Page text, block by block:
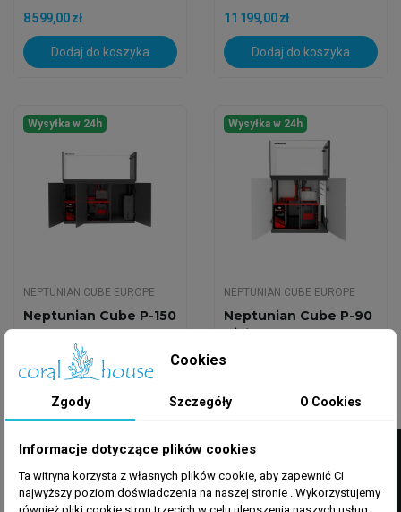
8 599,00 zł
Dodaj do koszyka
11 199,00 zł
Dodaj do koszyka
Wysyłka w 24h
NEPTUNIAN CUBE EUROPE
Neptunian Cube P-150
Czarny Zestaw
Akwariowy Peninsula
14 199,00 zł
Dodaj do koszyka
Wysyłka w 24h
NEPTUNIAN CUBE EUROPE
Neptunian Cube P-90
Biały Zestaw Czarny
Wysyłka w 24h Wysyłka w 24h
Cookies
Zgody Szczegóły O Cookies
Informacje dotyczące plików cookies
Ta witryna korzysta z własnych plików cookie, aby zapewnić Ci
najwyższy poziom doświadczenia na naszej stronie . Wykorzystujemy